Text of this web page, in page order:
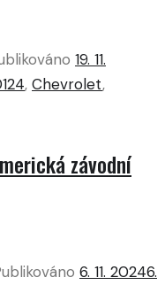
19. 11.
, Chevrolet,
závodní
6. 11. 20246.